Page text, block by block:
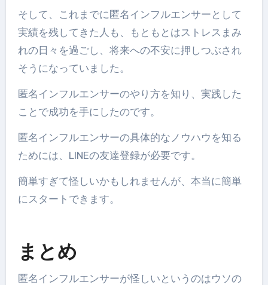
そして、これまでに匿名インフルエンサーとして
実績を残してきた人も、もともとはストレスまみ
れの日々を過ごし、将来への不安に押しつぶされ
そうになっていました。
匿名インフルエンサーのやり方を知り、実践した
ことで成功を手にしたのです。
匿名インフルエンサーの具体的なノウハウを知る
ためには、LINEの友達登録が必要です。
簡単すぎて怪しいかもしれませんが、本当に簡単
にスタートできます。
まとめ
匿名インフルエンサーが怪しいというのはウソの